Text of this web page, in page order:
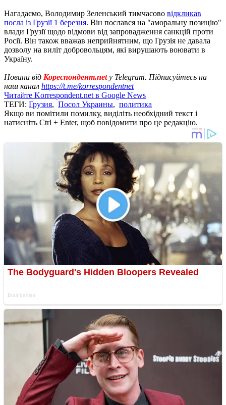
Нагадаємо, Володимир Зеленський тимчасово відкликав
посла із Грузії 1 березня. Він послався на "аморальну позицію"
влади Грузії щодо відмови від запровадження санкцій проти
Росії. Він також вважав неприйнятним, що Грузія не давала
дозволу на виліт добровольцям, які вирушають воювати в
Україну.
Новини від Кореспондент.netу Telegram. Підписуйтесь на
наш канал https://t.me/korrespondentnet
Читайте Korrespondent.net в Google News
ТЕГИ: Грузия, Посол Украины, политика
Якщо ви помітили помилку, виділіть необхідний текст і
натисніть Ctrl + Enter, щоб повідомити про це редакцію.